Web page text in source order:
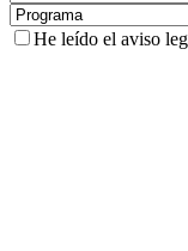
He leído el aviso